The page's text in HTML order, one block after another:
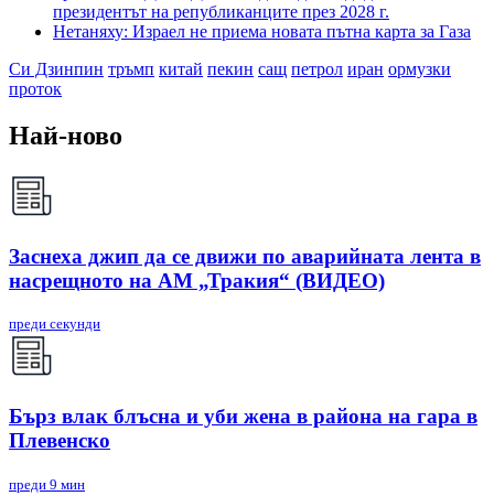
президентът на републиканците през 2028 г.
Нетаняху: Израел не приема новата пътна карта за Газа
Си Дзинпин тръмп китай пекин сащ петрол иран ормузки
проток
Най-ново
Заснеха джип да се движи по аварийната лента в
насрещното на АМ „Тракия“ (ВИДЕО)
преди секунди
Бърз влак блъсна и уби жена в района на гара в
Плевенско
преди 9 мин